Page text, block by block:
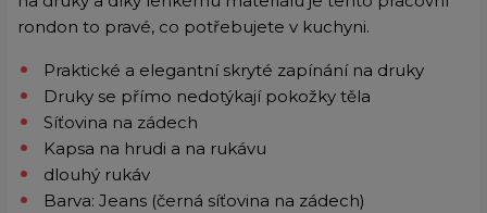
rondon to pravé, co potřebujete v kuchyni.
Praktické a elegantní skryté zapínání na druky
Druky se přímo nedotýkají pokožky těla
Síťovina na zádech
Kapsa na hrudi a na rukávu
dlouhý rukáv
Barva: Jeans (černá síťovina na zádech)